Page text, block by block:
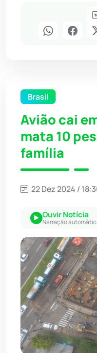
Brasil
Avião cai
mata 10
família
22 Dez 2024 /
Ouvir Notícia
Narração